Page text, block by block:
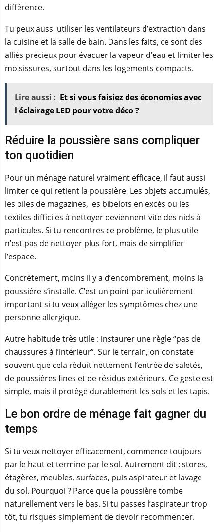
différence.
Tu peux aussi utiliser les ventilateurs d’extraction dans
la cuisine et la salle de bain. Dans les faits, ce sont des
alliés précieux pour évacuer la vapeur d’eau et limiter les
moisissures, surtout dans les logements compacts.
Lire aussi : Et si vous faisiez des économies avec
l'éclairage LED pour votre déco ?
Réduire la poussière sans compliquer
ton quotidien
Pour un ménage naturel vraiment efficace, il faut aussi
limiter ce qui retient la poussière. Les objets accumulés,
les piles de magazines, les bibelots en excès ou les
textiles difficiles à nettoyer deviennent vite des nids à
particules. Si tu rencontres ce problème, le plus utile
n’est pas de nettoyer plus fort, mais de simplifier
l’espace.
Concrètement, moins il y a d’encombrement, moins la
poussière s’installe. C’est un point particulièrement
important si tu veux alléger les symptômes chez une
personne allergique.
Autre habitude très utile : instaurer une règle “pas de
chaussures à l’intérieur”. Sur le terrain, on constate
souvent que cela réduit nettement l’entrée de saletés,
de poussières fines et de résidus extérieurs. Ce geste est
simple, mais il protège durablement les sols et les tapis.
Le bon ordre de ménage fait gagner du
temps
Si tu veux nettoyer efficacement, commence toujours
par le haut et termine par le sol. Autrement dit : stores,
étagères, meubles, surfaces, puis aspirateur et lavage
du sol. Pourquoi ? Parce que la poussière tombe
naturellement vers le bas. Si tu passes l’aspirateur trop
tôt, tu risques simplement de devoir recommencer.